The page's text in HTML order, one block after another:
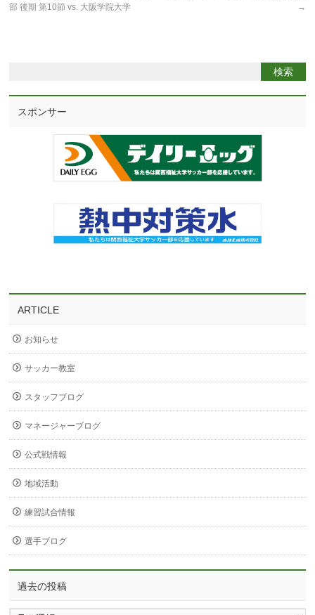
部 後期 第10節 vs. 大阪学院大学
→
スポンサー
ARTICLE
お知らせ
サッカー教室
スタッフブログ
マネージャーブログ
公式戦情報
地域活動
練習試合情報
選手ブログ
過去の投稿
過